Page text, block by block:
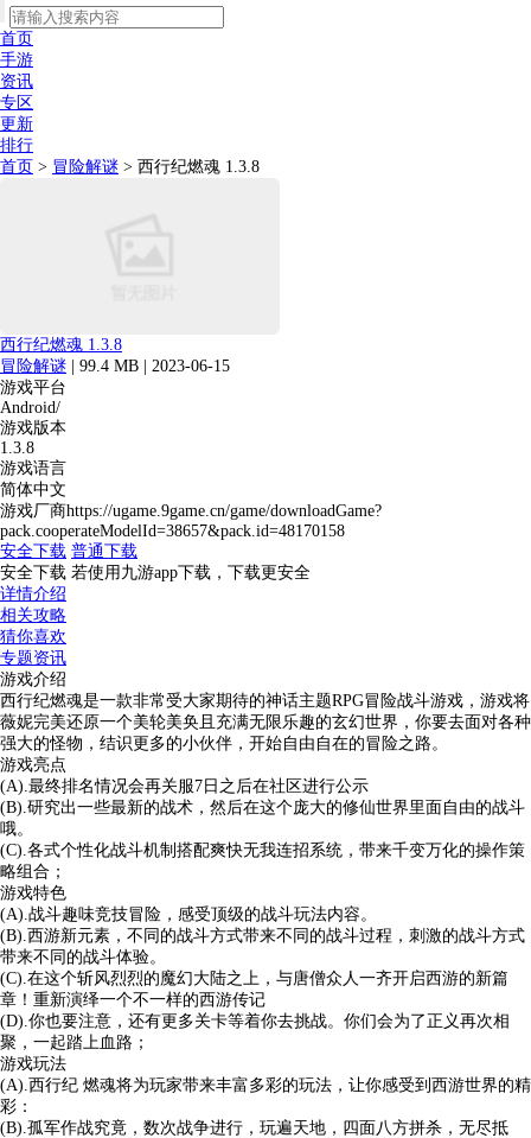
首页
手游
资讯
专区
更新
排行
首页 > 冒险解谜 > 西行纪燃魂 1.3.8
西行纪燃魂 1.3.8
冒险解谜
99.4 MB
2023-06-15
游戏平台
Android/
游戏版本
1.3.8
游戏语言
简体中文
游戏厂商https://ugame.9game.cn/game/downloadGame?
pack.cooperateModelId=38657&pack.id=48170158
安全下载 普通下载
安全下载 若使用九游app下载，下载更安全
详情介绍
相关攻略
猜你喜欢
专题资讯
游戏介绍
西行纪燃魂是一款非常受大家期待的神话主题RPG冒险战斗游戏，游戏将
薇妮完美还原一个美轮美奂且充满无限乐趣的玄幻世界，你要去面对各种
强大的怪物，结识更多的小伙伴，开始自由自在的冒险之路。
游戏亮点
(A).最终排名情况会再关服7日之后在社区进行公示
(B).研究出一些最新的战术，然后在这个庞大的修仙世界里面自由的战斗
哦。
(C).各式个性化战斗机制搭配爽快无我连招系统，带来千变万化的操作策
略组合；
游戏特色
(A).战斗趣味竞技冒险，感受顶级的战斗玩法内容。
(B).西游新元素，不同的战斗方式带来不同的战斗过程，刺激的战斗方式
带来不同的战斗体验。
(C).在这个斩风烈烈的魔幻大陆之上，与唐僧众人一齐开启西游的新篇
章！重新演绎一个不一样的西游传记
(D).你也要注意，还有更多关卡等着你去挑战。你们会为了正义再次相
聚，一起踏上血路；
游戏玩法
(A).西行纪 燃魂将为玩家带来丰富多彩的玩法，让你感受到西游世界的精
彩：
(B).孤军作战究竟，数次战争进行，玩遍天地，四面八方拼杀，无尽抵